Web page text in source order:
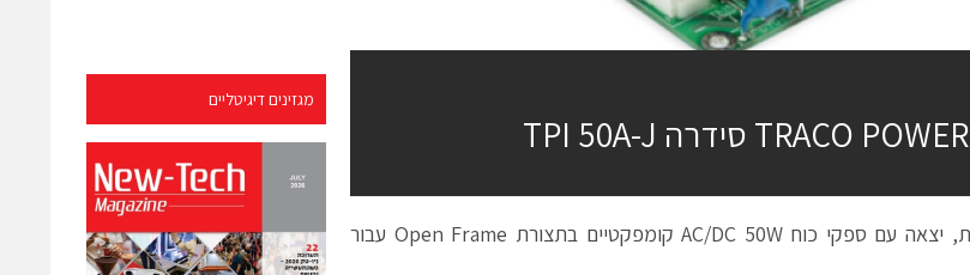
מגזינים דיגיטליים
TRACO POWER סידרה TPI 50A-J
חברת Traco השויצרית, יצאה עם ספקי כוח AC/DC 50W קומפקטיים בתצורת Open Frame עבור